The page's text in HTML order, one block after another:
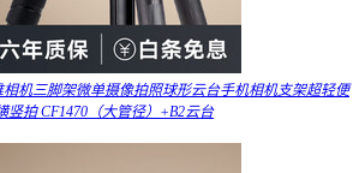
相机三脚架微单摄像拍照球形云台手机相机支架超轻便
拍 CF1470（大管径）+B2云台